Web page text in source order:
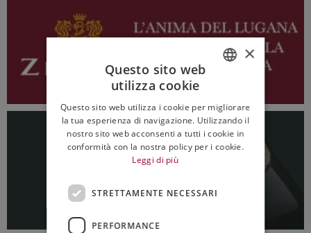
ENGLISH
×
Questo sito web
utilizza cookie
Questo sito web utilizza i cookie per migliorare
la tua esperienza di navigazione. Utilizzando il
nostro sito web acconsenti a tutti i cookie in
conformità con la nostra policy per i cookie.
Leggi di più
STRETTAMENTE NECESSARI
PERFORMANCE